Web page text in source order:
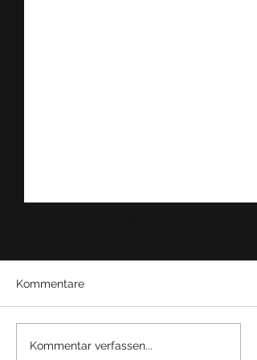
Review: Lufthansa
Kommentare
Kommentar verfassen...